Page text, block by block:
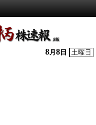
株】
8月 8 日 土曜日